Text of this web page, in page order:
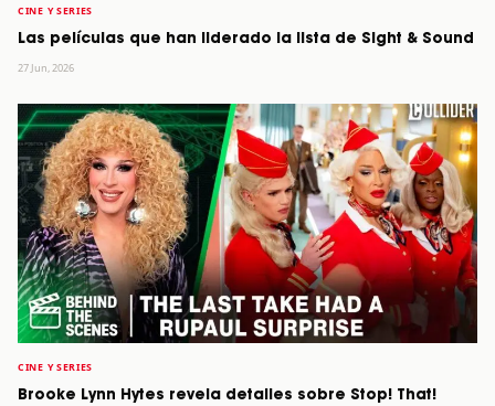
CINE Y SERIES
Las películas que han liderado la lista de Sight & Sound
27 Jun, 2026
CINE Y SERIES
Brooke Lynn Hytes revela detalles sobre Stop! That!